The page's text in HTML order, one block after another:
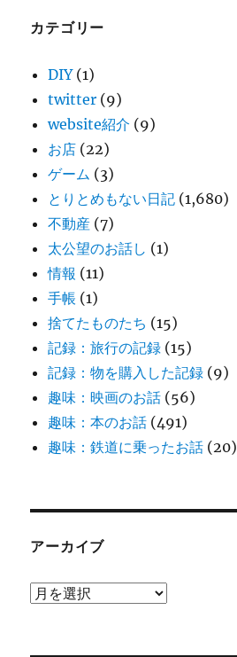
カテゴリー
DIY(1)
twitter (9)
website紹介 (9)
お店 (22)
ゲーム (3)
とりとめもない日記 (1,680)
不動産 (7)
太公望のお話し (1)
情報 (11)
手帳 (1)
捨てたものたち (15)
記録：旅行の記録 (15)
記録：物を購入した記録 (9)
趣味：映画のお話 (56)
趣味：本のお話 (491)
趣味：鉄道に乗ったお話 (20)
アーカイブ
ア